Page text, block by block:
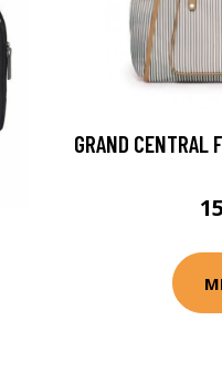
GRAND CENTRAL